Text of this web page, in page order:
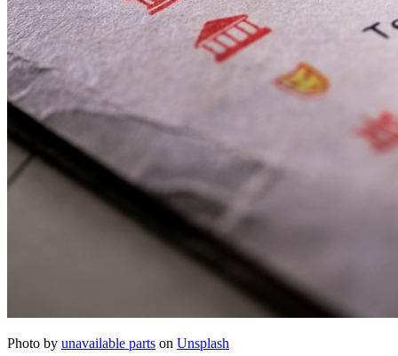
Photo by unavailable parts on Unsplash